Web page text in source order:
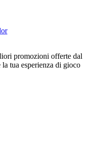
promozioni offerte dal
la tua esperienza di gioco